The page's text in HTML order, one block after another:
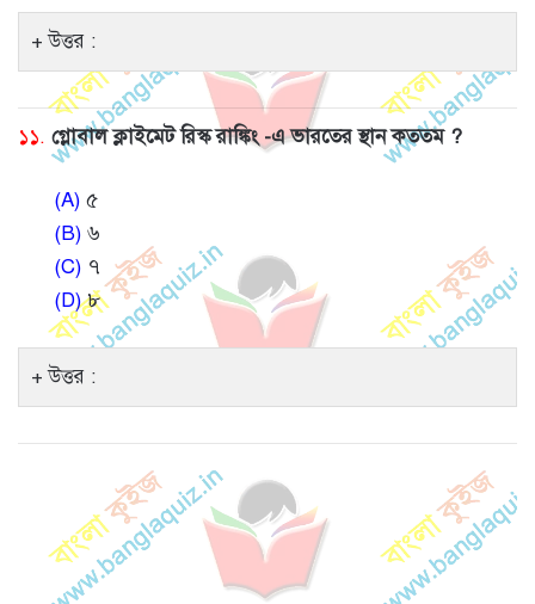
উত্তর :
১১. গ্লোবাল ক্লাইমেট রিস্ক রাঙ্কিং -এ ভারতের স্থান কততম ?
(A) ৫
(B) ৬
(C) ৭
(D)৮
উত্তর :